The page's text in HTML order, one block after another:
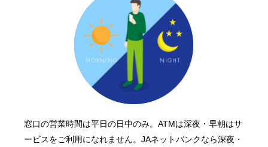
窓口の営業時間は平日の日中のみ。ATMは深夜・早朝はサ
ービスをご利用になれません。JAネットバンクなら深夜・